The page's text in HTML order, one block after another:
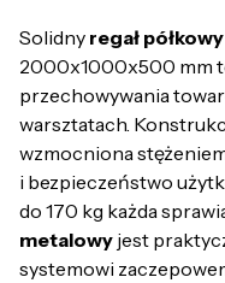
Solidny regał
2000x1000x500 mm
przechowywania
warsztatach.
wzmocniona
i bezpieczeństwo
do 170 kg każda
metalowy jest
systemowi